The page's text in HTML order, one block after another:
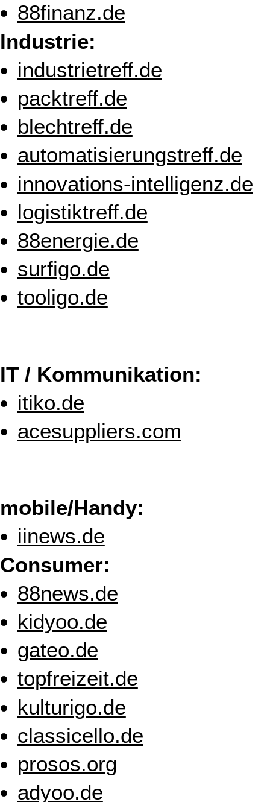
88finanz.de
Industrie:
industrietreff.de
packtreff.de
blechtreff.de
automatisierungstreff.de
innovations-intelligenz.de
logistiktreff.de
88energie.de
surfigo.de
tooligo.de
IT / Kommunikation:
itiko.de
acesuppliers.com
mobile/Handy:
iinews.de
Consumer:
88news.de
kidyoo.de
gateo.de
topfreizeit.de
kulturigo.de
classicello.de
prosos.org
adyoo.de